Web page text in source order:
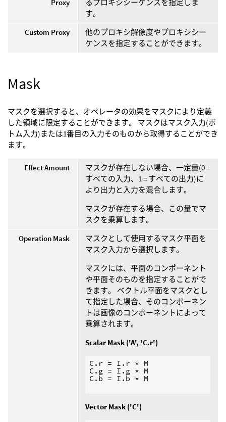
Proxy
るプロキシシーケンスを指定しま
す。
Custom Proxy
他のプロキシ解像度やプロキシシー
ケンスを指定することができます。
Mask
マスクを選択すると、オペレータの効果をマスクにより定義
した領域に限定することができます。 マスクはマスク入力(ボ
トム入力)または1番目の入力そのものから取得することができ
ます。
Effect Amount
マスクが存在しない場合、一定量(0 =
すべての入力、1 = すべての出力)に
より出力と入力を混合します。
マスクが存在する場合、この量でマ
スクを乗算します。
Operation Mask
マスクとして使用するマスク平面を
マスク入力から選択します。
マスクには、平面のコンポーネント
や平面そのものを指定することがで
きます。 ベクトル平面をマスクとし
て指定した場合、そのコンポーネン
トは画像のコンポーネントによって
乗算されます。
Scalar Mask ('A', 'C.r')
C.r = I.r * M
C.g = I.g * M
C.b = I.b * M
Vector Mask ('C')